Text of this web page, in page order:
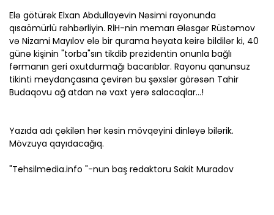
Elə götürək Elxan Abdullayevin Nəsimi rayonunda
qısaömürlü rəhbərliyin. RİH-nin memarı Ələsgər Rüstəmov
və Nizami Mayılov elə bir qurama həyata keirə bildilər ki, 40
günə kişinin "torba"sın tikdib prezidentin onunla bağlı
fərmanın geri oxutdurmağı bacarıblar. Rayonu qanunsuz
tikinti meydançasına çevirən bu şəxslər görəsən Tahir
Budaqovu ağ atdan nə vaxt yerə salacaqlar...!
Yazıda adı çəkilən hər kəsin mövqeyini dinləyə bilərik.
Mövzuya qayıdacağıq.
"Tehsilmedia.info "-nun baş redaktoru Sakit Muradov